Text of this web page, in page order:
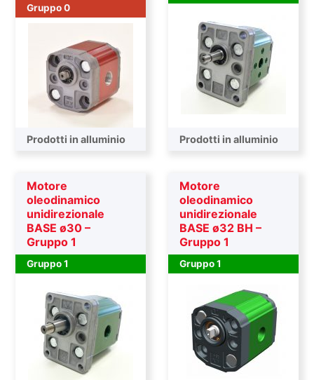
Gruppo 0
Prodotti in alluminio Prodotti in alluminio
Motore
oleodinamico
unidirezionale
BASE ø30 –
Gruppo 1
Gruppo 1
Motore
oleodinamico
unidirezionale
BASE ø32 BH –
Gruppo 1
Gruppo 1